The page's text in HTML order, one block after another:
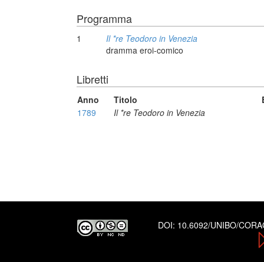
Programma
1
Il *re Teodoro in Venezia
dramma eroi-comico
Libretti
Anno Titolo
1789
Il *re Teodoro in Venezia
DOI: 10.6092/UNIBO/